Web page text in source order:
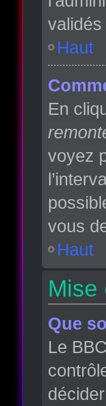
validés
Haut
En
voyez
vous
Haut
Mise
Que
Le